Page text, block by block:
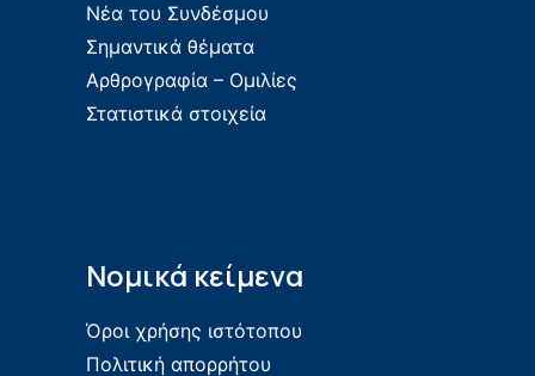
Νέα του Συνδέσμου
Σημαντικά θέματα
Αρθρογραφία – Ομιλίες
Στατιστικά στοιχεία
Νομικά κείμενα
Όροι χρήσης ιστότοπου
Πολιτική απορρήτου